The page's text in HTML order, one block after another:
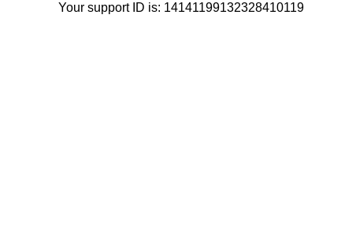
Your support ID is: 14141199132328410119